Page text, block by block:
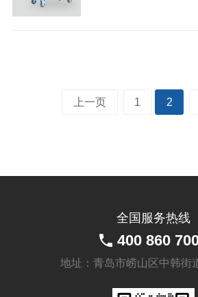
上一页 1 2
全国服务热线
400 860
地址：青岛市崂山区中韩街